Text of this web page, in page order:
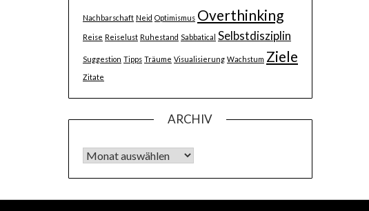
Nachbarschaft Neid Optimismus Overthinking
Reise Reiselust Ruhestand Sabbatical Selbstdisziplin
Suggestion Tipps Träume Visualisierung Wachstum Ziele
Zitate
ARCHIV
Archiv